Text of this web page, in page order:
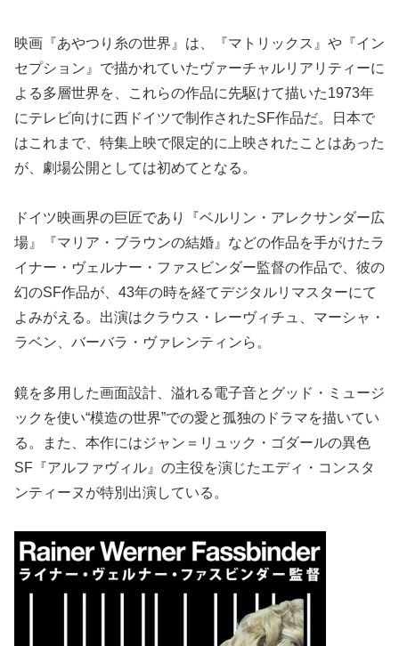
映画『あやつり糸の世界』は、『マトリックス』や『イン
セプション』で描かれていたヴァーチャルリアリティーに
よる多層世界を、これらの作品に先駆けて描いた1973年
にテレビ向けに西ドイツで制作されたSF作品だ。日本で
はこれまで、特集上映で限定的に上映されたことはあった
が、劇場公開としては初めてとなる。
ドイツ映画界の巨匠であり『ベルリン・アレクサンダー広
場』『マリア・ブラウンの結婚』などの作品を手がけたラ
イナー・ヴェルナー・ファスビンダー監督の作品で、彼の
幻のSF作品が、43年の時を経てデジタルリマスターにて
よみがえる。出演はクラウス・レーヴィチュ、マーシャ・
ラベン、バーバラ・ヴァレンティンら。
鏡を多用した画面設計、溢れる電子音とグッド・ミュージ
ックを使い“模造の世界”での愛と孤独のドラマを描いてい
る。また、本作にはジャン＝リュック・ゴダールの異色
SF『アルファヴィル』の主役を演じたエディ・コンスタ
ンティーヌが特別出演している。